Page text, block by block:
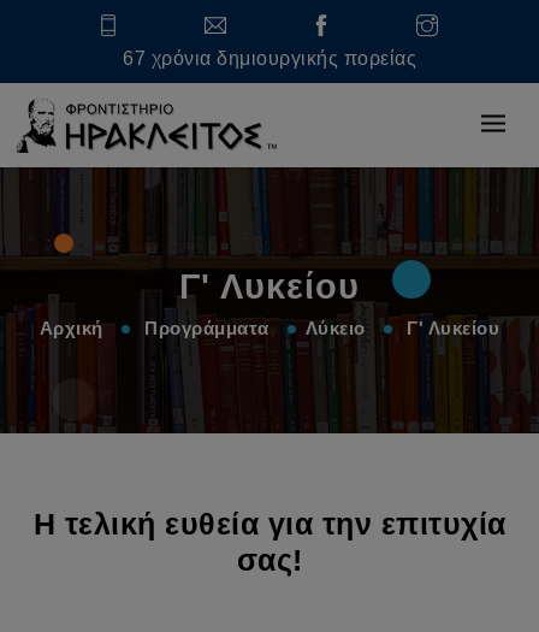
67 χρόνια δημιουργικής πορείας
Γ' Λυκείου
Αρχική Προγράμματα Λύκειο Γ' Λυκείου
Η τελική ευθεία για την επιτυχία
σας!